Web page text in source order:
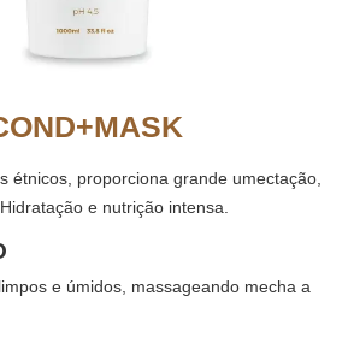
étnicos, proporciona grande umectação,
e nutrição intensa.
e úmidos, massageando mecha a